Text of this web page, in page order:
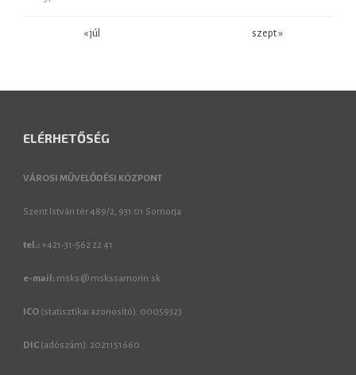
« júl szept »
ELÉRHETŐSÉG
VÁROSI MŰVELŐDÉSI KÖZPONT
Szent István tér 489/2, 931 01 Somorja
tel.: +421-31-562 22 41
e-mail: msks @ mskssamorin.sk
ICO (statisztikai azonosító): 00059323
DIC (adószám): 2021151660